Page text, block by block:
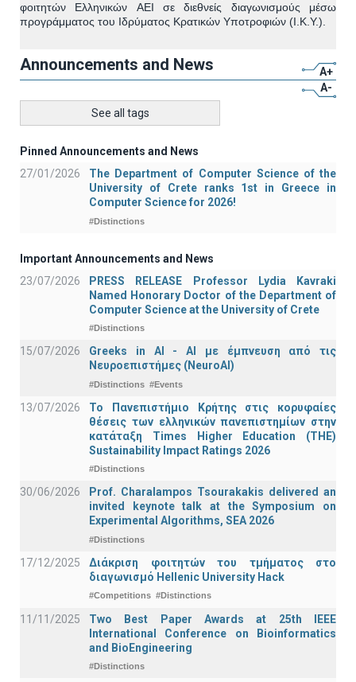
φοιτητών Ελληνικών ΑΕΙσεδιεθνείς διαγωνισμούς μέσω
προγράμματος του Ιδρύματος Κρατικών Υποτροφιών (Ι.Κ.Υ.).
Announcements and News
A+
A-
See all tags
Pinned Announcements and News
27/01/2026
The Department of Computer Science of the
University of Crete ranks 1st in Greece in
Computer Science for 2026!
#Distinctions
Important Announcements and News
23/07/2026
PRESS RELEASE Professor Lydia Kavraki
Named Honorary Doctor of the Department of
Computer Science at the University of Crete
#Distinctions
15/07/2026
Greeks in AI - ΑΙ με έμπνευση από τις
Νευροεπιστήμες (NeuroAI)
#Distinctions #Events
13/07/2026
Το Πανεπιστήμιο Κρήτης στις κορυφαίες
θέσεις των ελληνικών πανεπιστημίων στην
κατάταξη Times Higher Education (ΤΗΕ)
Sustainability Impact Ratings 2026
#Distinctions
30/06/2026
Prof. Charalampos Tsourakakis delivered an
invited keynote talk at the Symposium on
Experimental Algorithms, SEA 2026
#Distinctions
17/12/2025
Διάκριση φοιτητών του τμήματος στο
διαγωνισμό Hellenic University Hack
#Competitions #Distinctions
11/11/2025
Two Best Paper Awards at 25th IEEE
International Conference on Bioinformatics
and BioEngineering
#Distinctions